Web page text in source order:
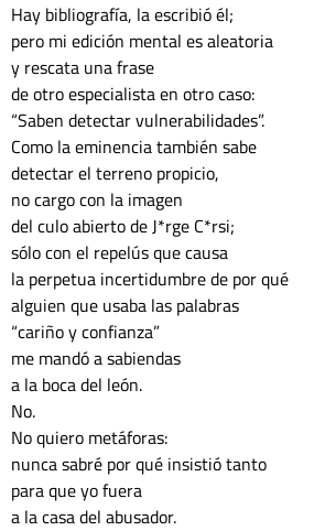
Hay bibliografía, la escribió él;
pero mi edición mental es aleatoria
y rescata una frase
de otro especialista en otro caso:
“Saben detectar vulnerabilidades”.
Como la eminencia también sabe
detectar el terreno propicio,
no cargo con la imagen
del culo abierto de J*rge C*rsi;
sólo con el repelús que causa
la perpetua incertidumbre de por qué
alguien que usaba las palabras
“cariño y confianza”
me mandó a sabiendas
a la boca del león.
No.
No quiero metáforas:
nunca sabré por qué insistió tanto
para que yo fuera
a la casa del abusador.